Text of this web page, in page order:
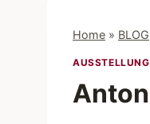
Home » BLOG